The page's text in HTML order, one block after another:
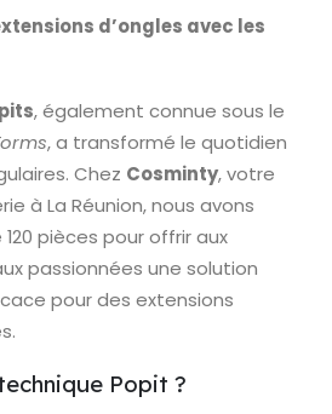
d’ongles avec les
, également connue sous le
, a transformé le quotidien
Chez Cosminty, votre
à La Réunion, nous avons
pièces pour offrir aux
passionnées une solution
pour des extensions
Popit ?